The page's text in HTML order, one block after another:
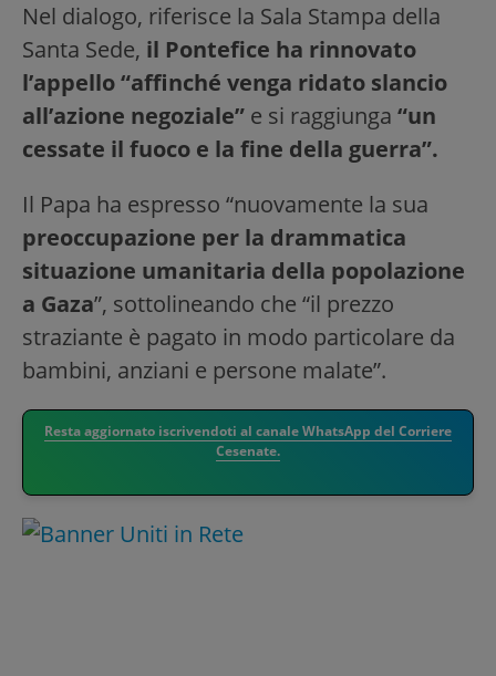
Nel dialogo, riferisce la Sala Stampa della
Santa Sede, il Pontefice ha rinnovato
l’appello “affinché venga ridato slancio
all’azione negoziale” e si raggiunga “un
cessate il fuoco e la fine della guerra”.
Il Papa ha espresso “nuovamente la sua
preoccupazione per la drammatica
situazione umanitaria della popolazione
a Gaza”, sottolineando che “il prezzo
straziante è pagato in modo particolare da
bambini, anziani e persone malate”.
Resta aggiornato iscrivendoti al canale WhatsApp del Corriere
Cesenate.